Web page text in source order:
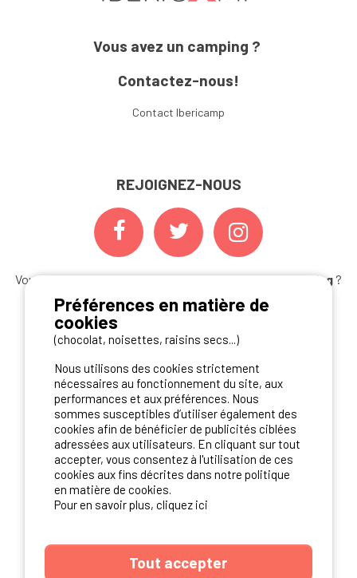
Vous avez un camping ?
Contactez-nous!
Contact Ibericamp
REJOIGNEZ-NOUS
Vous souhaitez bénéficier desmeilleures offres camping ?
Abonnez-vous à la newsletter dès aujourd'hui
NOS PARTENAIRES
Préférences en matière de
cookies
(chocolat, noisettes, raisins secs...)
Nous utilisons des cookies strictement
nécessaires au fonctionnement du site, aux
performances et aux préférences. Nous
sommes susceptibles d’utiliser également des
cookies afin de bénéficier de publicités ciblées
adressées aux utilisateurs. En cliquant sur tout
accepter, vous consentez à l'utilisation de ces
cookies aux fins décrites dans notre politique
en matière de cookies.
Pour en savoir plus, cliquez ici
Tout accepter